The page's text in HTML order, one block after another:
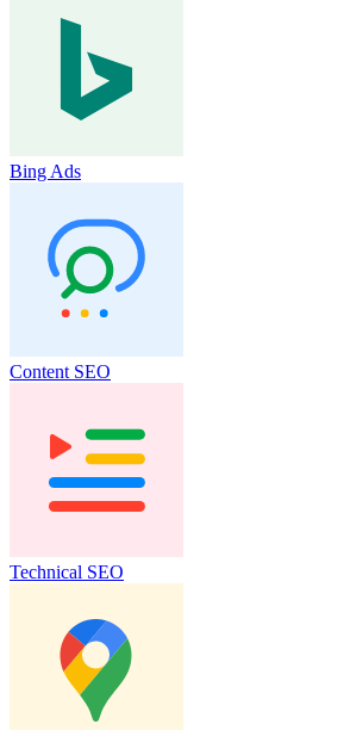
Bing Ads
Content SEO
Technical SEO